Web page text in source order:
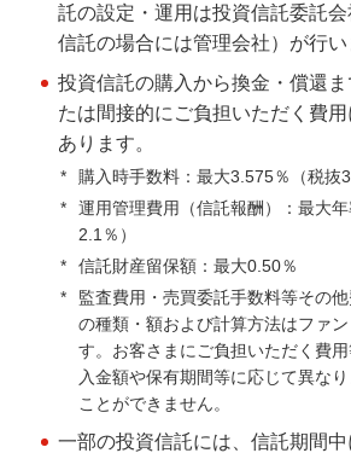
投資信託用語集
投資信託取引における反社会的勢
向けた取り組み強化について
投資信託のご注意事項
投資信託に係るリスクについての
投資信託取引規定集
投資信託の一部ファンドにおいて
変更させていただきます。
託の設定・運用は投資信託委託
信託の場合には管理会社）が行い
投資信託の購入から換金・償還ま
たは間接的にご負担いただく費
あります。
*
購入時手数料：最大3.575％（税抜
*
運用管理費用（信託報酬）：最大
2.1％）
*
信託財産留保額：最大0.50％
*
監査費用・売買委託手数料等その
の種類・額および計算方法はファ
す。お客さまにご負担いただく費
入金額や保有期間等に応じて異な
ことができません。
一部の投資信託には、信託期間